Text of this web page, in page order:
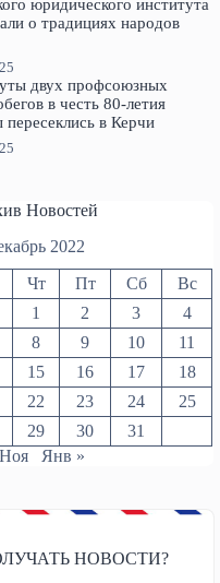
юридического института
о традициях народов
двух профсоюзных
в честь 80-летия
в Керчи
Новостей
2022
Чт Пт Сб
Вс
1
2 3
4
8 9 10
11
15 16 17
18
22 23 24
25
29 30
31
Янв »
НОВОСТИ?